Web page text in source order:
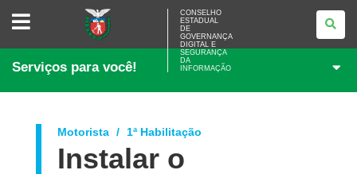
CONSELHO
ESTADUAL
GOVERNANÇA
E
DA
CONSELHO
ESTADUAL
DE
GOVERNANÇA
DIGITAL E
SEGURANÇA
DA
INFORMAÇÃO
Serviços para você!
Motorista 1ª Habilitação
Instalar o